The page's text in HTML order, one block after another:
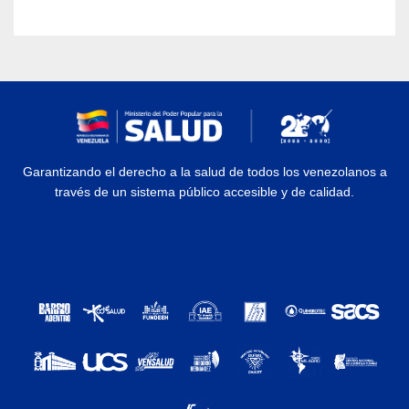
Garantizando el derecho a la salud de todos los venezolanos a
través de un sistema público accesible y de calidad.